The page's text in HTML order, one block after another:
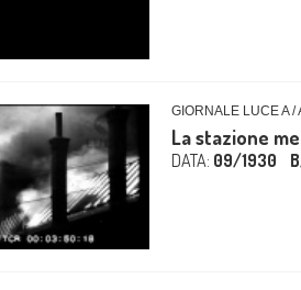
GIORNALE LUCE A /
La stazione
DATA: 09/1930